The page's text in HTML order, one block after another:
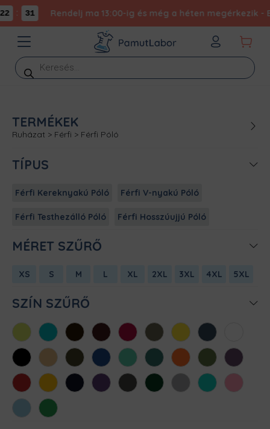
31 Rendelj ma 13:00-ig és még a héten megérkezik -
Products
search
TERMÉKEK
Ruházat > Férfi > Férfi Póló
TÍPUS
Férfi Kereknyakú Póló Férfi V-nyakú Póló
Férfi Testhezálló Póló Férfi Hosszúujjú Póló
MÉRET SZŰRŐ
XS S M L XL 2XL 3XL 4XL 5XL
SZÍN SZŰRŐ
AlmazöldAtollkékBarnaBordóChili Cink Citromsárga
Denim
FeketeHomokKhaki KirálykékMentaMéregzöld
NarancsOliva Padlizsán
Piros SárgaSötétkékSötétlilaSötétszürke
SötétzöldSportszürke
Türkiz
Világos
rózsaszín
Világoskék
Zöld